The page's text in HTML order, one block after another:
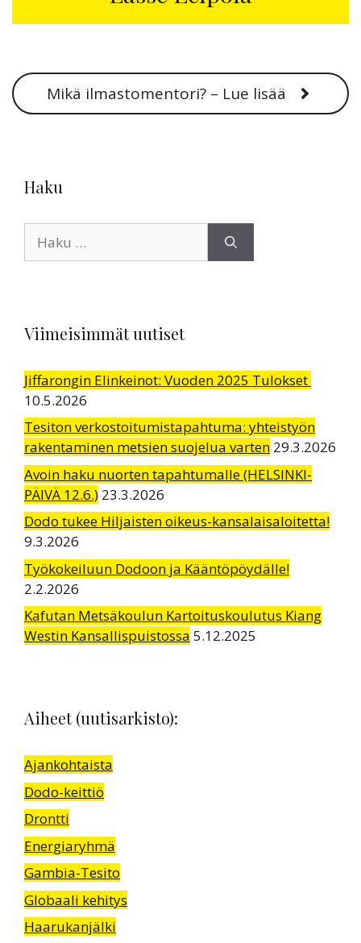
Mikä ilmastomentori? – Lue lisää
Haku
Viimeisimmät uutiset
Jiffarongin Elinkeinot: Vuoden 2025 Tulokset
10.5.2026
Tesiton verkostoitumistapahtuma: yhteistyön
rakentaminen metsien suojelua varten 29.3.2026
Avoin haku nuorten tapahtumalle (HELSINKI-
PÄIVÄ 12.6.) 23.3.2026
Dodo tukee Hiljaisten oikeus-kansalaisaloitetta!
9.3.2026
Työkokeiluun Dodoon ja Kääntöpöydälle!
2.2.2026
Kafutan Metsäkoulun Kartoituskoulutus Kiang
Westin Kansallispuistossa 5.12.2025
Aiheet (uutisarkisto):
Ajankohtaista
Dodo-keittiö
Drontti
Energiaryhmä
Gambia-Tesito
Globaali kehitys
Haarukanjälki